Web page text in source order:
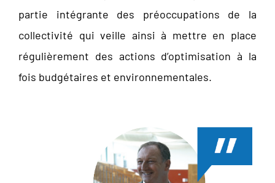
partie intégrante des préoccupations de la
collectivité qui veille ainsi à mettre en place
régulièrement des actions d’optimisation à la
fois budgétaires et environnementales.